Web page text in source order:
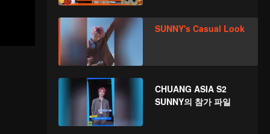
보자～
SUNNY's Casual Look
CHUANG ASIA S2
SUNNY의 참가 파일